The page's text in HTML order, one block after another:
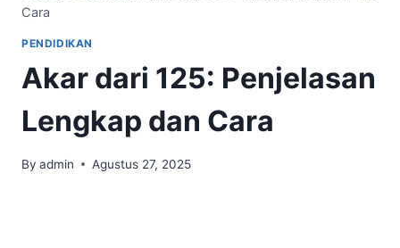
Cara
PENDIDIKAN
Akar dari 125: Penjelasan
Lengkap dan Cara
By admin Agustus 27, 2025